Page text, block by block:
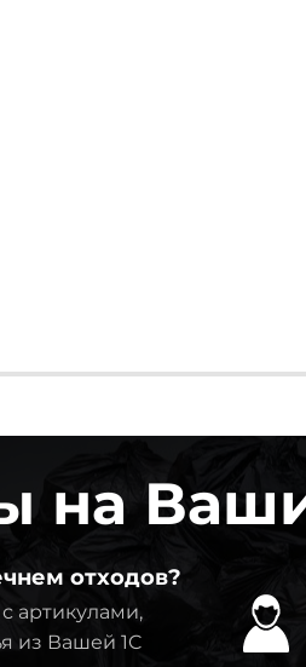
на
отходов?
артикулами,
из Вашей 1C